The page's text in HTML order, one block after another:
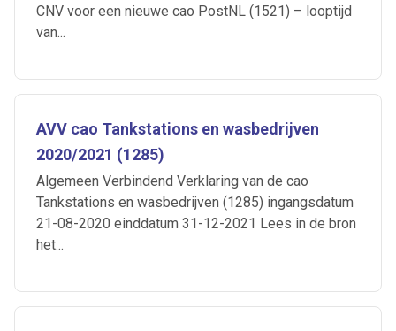
CNV voor een nieuwe cao PostNL (1521) – looptijd
van...
AVV cao Tankstations en wasbedrijven
2020/2021 (1285)
Algemeen Verbindend Verklaring van de cao
Tankstations en wasbedrijven (1285) ingangsdatum
21-08-2020 einddatum 31-12-2021 Lees in de bron
het...